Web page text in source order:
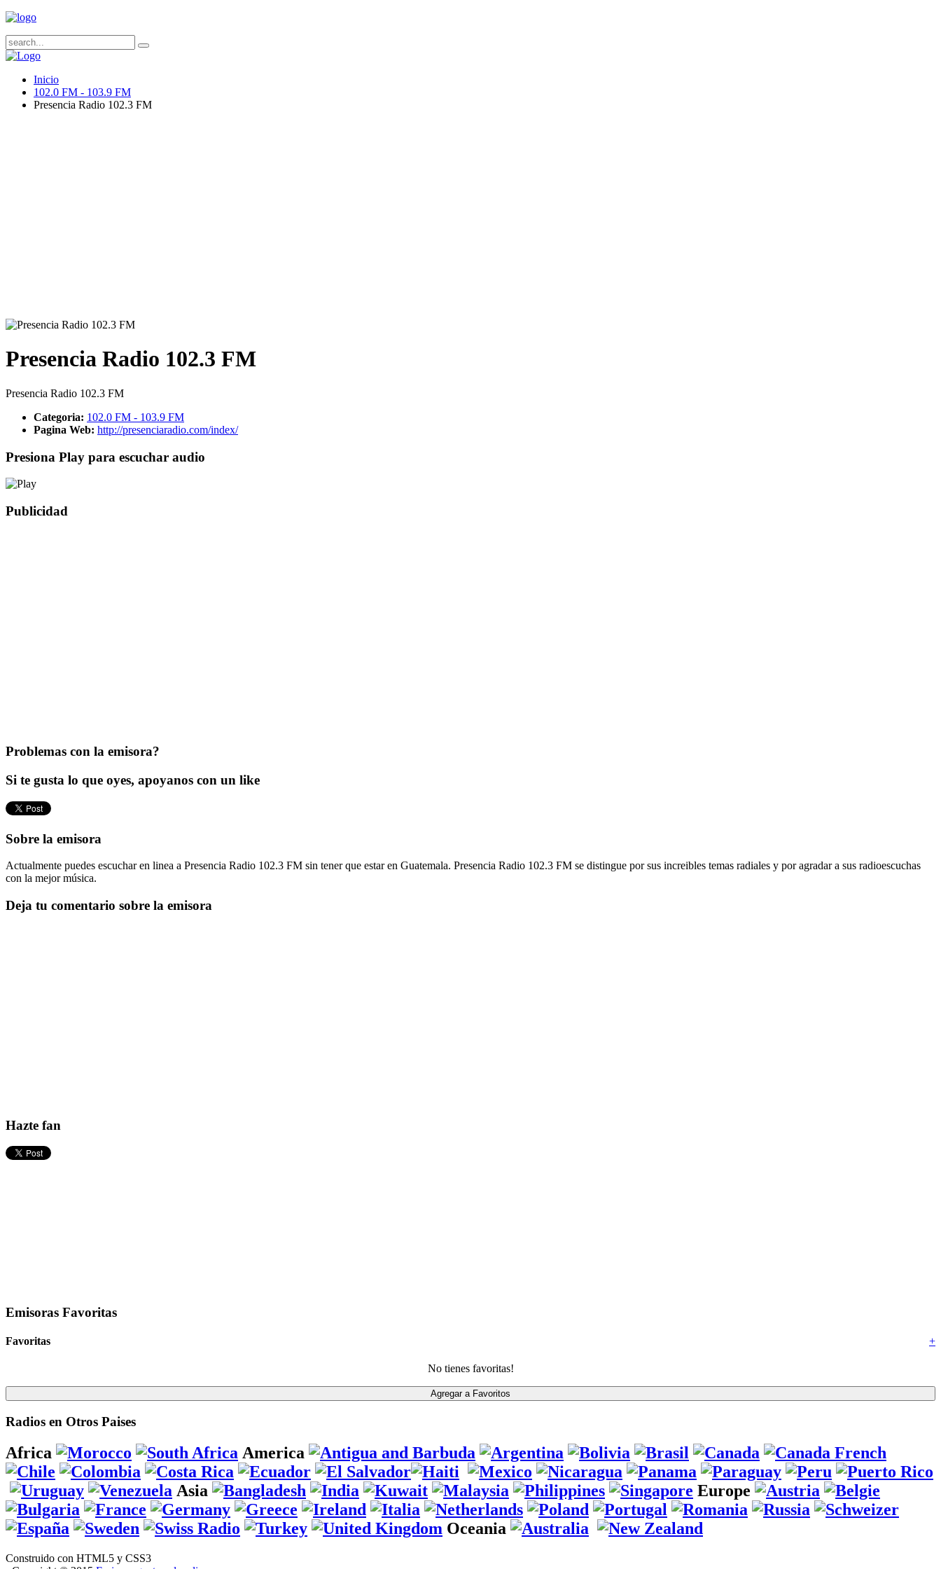
Inicio
102.0 FM - 103.9 FM
Presencia Radio 102.3 FM
Presencia Radio 102.3 FM
Presencia Radio 102.3 FM
Categoria: 102.0 FM - 103.9 FM
Pagina Web: http://presenciaradio.com/index/
Presiona Play para escuchar audio
Publicidad
Problemas con la emisora?
Si te gusta lo que oyes, apoyanos con un like
Sobre la emisora
Actualmente puedes escuchar en linea a Presencia Radio 102.3 FM sin tener que estar en Guatemala. Presencia Radio 102.3 FM se distingue por sus increibles temas radiales y por agradar a sus radioescuchas
con la mejor música.
Deja tu comentario sobre la emisora
Hazte fan
Emisoras Favoritas
+
Favoritas
No tienes favoritas!
Radios en Otros Paises
Africa America
Asia Europe
Oceania
Construido con HTML5 y CSS3